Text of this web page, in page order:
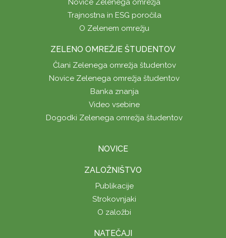
Novice Zelenega omrežja
Trajnostna in ESG poročila
O Zelenem omrežju
ZELENO OMREŽJE ŠTUDENTOV
Člani Zelenega omrežja študentov
Novice Zelenega omrežja študentov
Banka znanja
Video vsebine
Dogodki Zelenega omrežja študentov
NOVICE
ZALOŽNIŠTVO
Publikacije
Strokovnjaki
O založbi
NATEČAJI